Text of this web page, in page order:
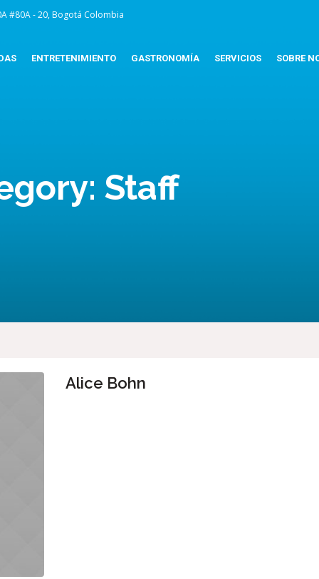
#80A - 20, Bogotá Colombia
ENTRETENIMIENTO GASTRONOMÍA SERVICIOS SOBRE
Staff
Alice Bohn